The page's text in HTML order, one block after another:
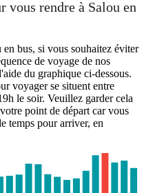
rendre à Salou en
bus, si vous souhaitez éviter
de voyage de nos
du graphique ci-dessous.
voyager se situent entre
le soir. Veuillez garder cela
point de départ car vous
temps pour arriver, en